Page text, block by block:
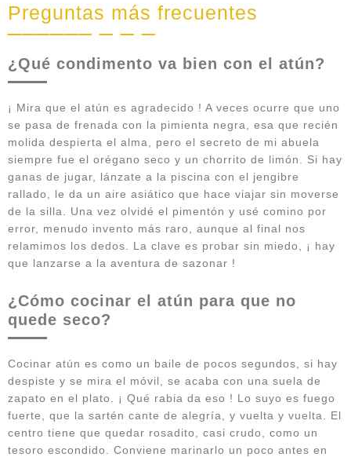
Preguntas más frecuentes
¿Qué condimento va bien con el atún?
¡ Mira que el atún es agradecido ! A veces ocurre que uno
se pasa de frenada con la pimienta negra, esa que recién
molida despierta el alma, pero el secreto de mi abuela
siempre fue el orégano seco y un chorrito de limón. Si hay
ganas de jugar, lánzate a la piscina con el jengibre
rallado, le da un aire asiático que hace viajar sin moverse
de la silla. Una vez olvidé el pimentón y usé comino por
error, menudo invento más raro, aunque al final nos
relamimos los dedos. La clave es probar sin miedo, ¡ hay
que lanzarse a la aventura de sazonar !
¿Cómo cocinar el atún para que no
quede seco?
Cocinar atún es como un baile de pocos segundos, si hay
despiste y se mira el móvil, se acaba con una suela de
zapato en el plato. ¡ Qué rabia da eso ! Lo suyo es fuego
fuerte, que la sartén cante de alegría, y vuelta y vuelta. El
centro tiene que quedar rosadito, casi crudo, como un
tesoro escondido. Conviene marinarlo un poco antes en